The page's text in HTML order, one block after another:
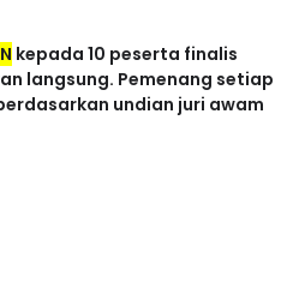
kepada 10 peserta finalis
langsung. Pemenang setiap
undian juri awam